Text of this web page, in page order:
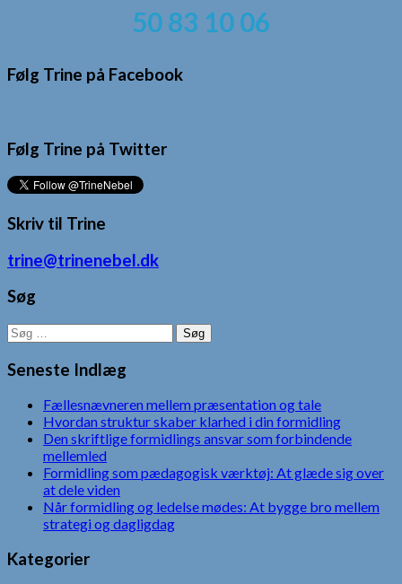
50 83 10 06
Følg Trine på Facebook
Følg Trine på Twitter
Skriv til Trine
trine@trinenebel.dk
Søg
Søg
efter:
Seneste Indlæg
Fællesnævneren mellem præsentation og tale
Hvordan struktur skaber klarhed i din formidling
Den skriftlige formidlings ansvar som forbindende
mellemled
Formidling som pædagogisk værktøj: At glæde sig over
at dele viden
Når formidling og ledelse mødes: At bygge bro mellem
strategi og dagligdag
Kategorier